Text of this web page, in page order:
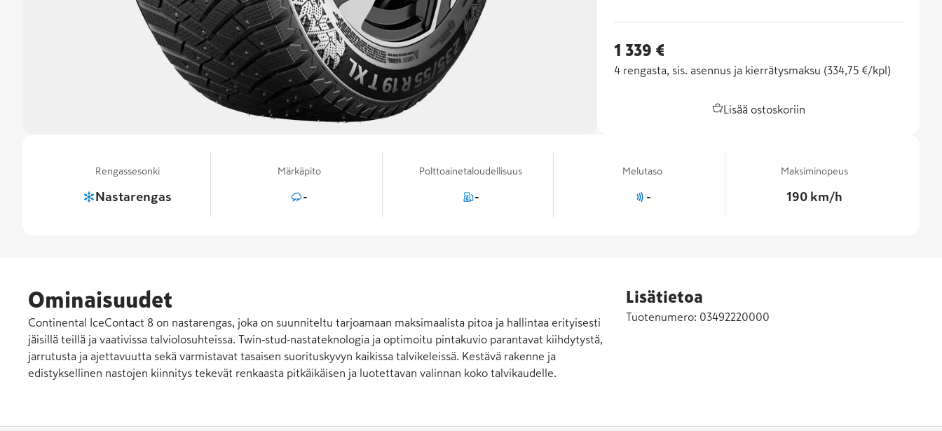
1 339 €
4 rengasta, sis. asennus ja kierrätysmaksu (334,75 €/kpl )
Lisää ostoskoriin
Rengassesonki
Nastarengas
Märkäpito
-
Polttoainetaloudellisuus
-
Melutaso
-
Maksiminopeus
190 km/h
Ominaisuudet
Continental IceContact 8 on nastarengas, joka on suunniteltu tarjoamaan maksimaalista pitoa ja hallintaa erityisesti
jäisillä teillä ja vaativissa talviolosuhteissa. Twin‑stud‑nastateknologia ja optimoitu pintakuvio parantavat kiihdytystä,
jarrutusta ja ajettavuutta sekä varmistavat tasaisen suorituskyvyn kaikissa talvikeleissä. Kestävä rakenne ja
edistyksellinen nastojen kiinnitys tekevät renkaasta pitkäikäisen ja luotettavan valinnan koko talvikaudelle.
Lisätietoa
Tuotenumero: 03492220000